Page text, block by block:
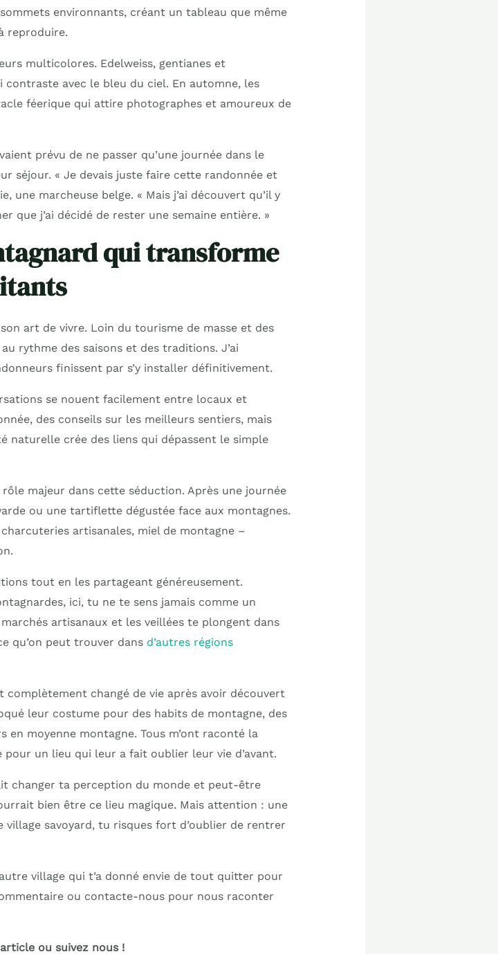
environnants, créant un tableau que même
reproduire.
multicolores. Edelweiss, gentianes et
avec le bleu du ciel. En automne, les
féerique qui attire photographes et amoureux de
prévu de ne passer qu’une journée dans le
séjour. « Je devais juste faire cette randonnée et
une marcheuse belge. « Mais j’ai découvert qu’il y
que j’ai décidé de rester une semaine entière. »
qui transforme
art de vivre. Loin du tourisme de masse et des
rythme des saisons et des traditions. J’ai
finissent par s’y installer définitivement.
se nouent facilement entre locaux et
des conseils sur les meilleurs sentiers, mais
naturelle crée des liens qui dépassent le simple
majeur dans cette séduction. Après une journée
ou une tartiflette dégustée face aux montagnes.
artisanales, miel de montagne –
tout en les partageant généreusement.
ici, tu ne te sens jamais comme un
artisanaux et les veillées te plongent dans
qu’on peut trouver dans d’autres régions
complètement changé de vie après avoir découvert
leur costume pour des habits de montagne, des
en moyenne montagne. Tous m’ont raconté la
un lieu qui leur a fait oublier leur vie d’avant.
changer ta perception du monde et peut-être
bien être ce lieu magique. Mais attention : une
savoyard, tu risques fort d’oublier de rentrer
village qui t’a donné envie de tout quitter pour
ou contacte-nous pour nous raconter
ou suivez nous !